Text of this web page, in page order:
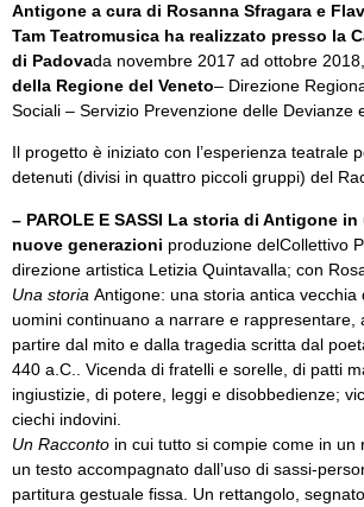
Antigone a cura di Rosanna Sfragara e
Tam Teatromusica ha realizzato presso la
di Padovada novembre 2017 ad ottobre
della Regione del Veneto– Direzione
Sociali – Servizio Prevenzione delle Devianze
Il progetto è iniziato con l’esperienza teatrale
detenuti (divisi in quattro piccoli gruppi) del
– PAROLE E SASSI La storia di Antigone
nuove generazioni produzione delCollettivo
direzione artistica Letizia Quintavalla; con
Una storia Antigone: una storia antica vecchia
uomini continuano a narrare e rappresentare,
partire dal mito e dalla tragedia scritta dal
440 a.C.. Vicenda di fratelli e sorelle, di patti
ingiustizie, di potere, leggi e disobbedienze;
ciechi indovini.
Un Racconto in cui tutto si compie come in un
un testo accompagnato dall’uso di sassi-
partitura gestuale fissa. Un rettangolo,